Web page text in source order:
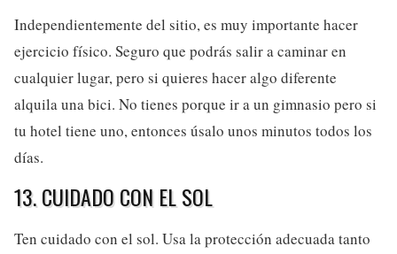
Independientemente del sitio, es muy importante hacer
ejercicio físico. Seguro que podrás salir a caminar en
cualquier lugar, pero si quieres hacer algo diferente
alquila una bici. No tienes porque ir a un gimnasio pero si
tu hotel tiene uno, entonces úsalo unos minutos todos los
días.
13. CUIDADO CON EL SOL
Ten cuidado con el sol. Usa la protección adecuada tanto